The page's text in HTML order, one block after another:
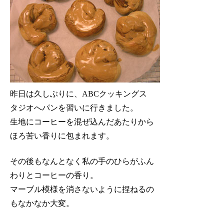
昨日は久しぶりに、ABCクッキングス
タジオへパンを習いに行きました。
生地にコーヒーを混ぜ込んだあたりから
ほろ苦い香りに包まれます。
その後もなんとなく私の手のひらがふん
わりとコーヒーの香り。
マーブル模様を消さないように捏ねるの
もなかなか大変。